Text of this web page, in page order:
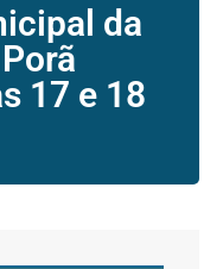
da
17 e 18